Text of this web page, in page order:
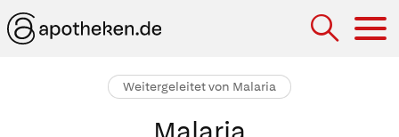
Weitergeleitet von Malaria